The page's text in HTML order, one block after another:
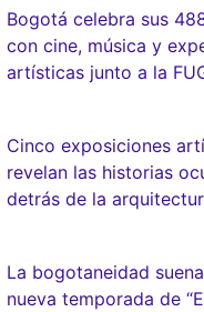
Bogotá celebra sus
con cine, música y
artísticas junto a la
Cinco exposiciones
revelan las historias
detrás de la
La bogotaneidad
nueva temporada de